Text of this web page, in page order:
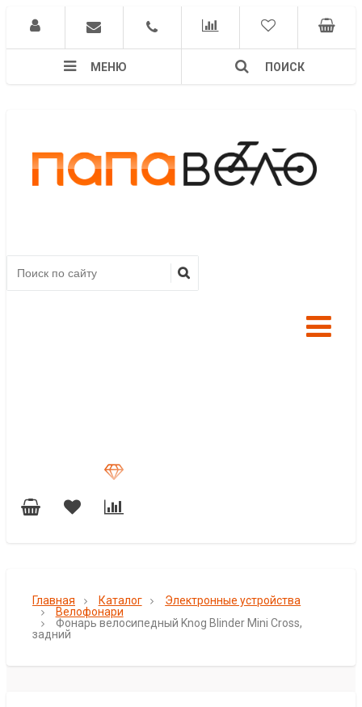
МЕНЮ ПОИСК
Главная Каталог
Электронные устройства
Велофонари
Фонарь велосипедный Knog Blinder Mini Cross,
задний